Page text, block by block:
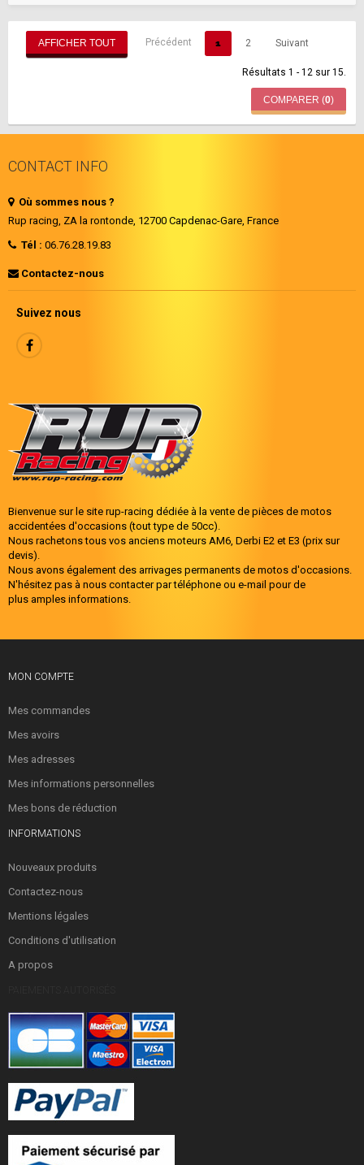
AFFICHER TOUT Précédent 1 2 Suivant
Résultats 1 - 12 sur 15.
COMPARER (0)
CONTACT INFO
Où sommes nous ?
Rup racing, ZA la rontonde, 12700 Capdenac-Gare , France
Tél : 06.76.28.19.83
Contactez-nous
Suivez nous
Bienvenue sur le site rup-racing dédiée à la vente de pièces de motos
accidentées d'occasions (tout type de 50cc).
Nous rachetons tous vos anciens moteurs AM6, Derbi E2 et E3 (prix sur
devis).
Nous avons également des arrivages permanents de motos d'occasions.
N'hésitez pas à nous contacter par téléphone ou e-mail pour de
plus amples informations.
MON COMPTE
Mes commandes
Mes avoirs
Mes adresses
Mes informations personnelles
Mes bons de réduction
INFORMATIONS
Nouveaux produits
Contactez-nous
Mentions légales
Conditions d'utilisation
A propos